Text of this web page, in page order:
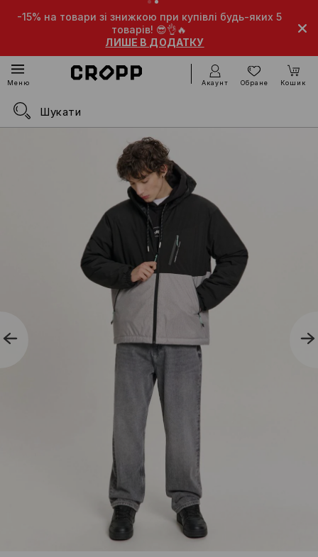
-15% на товари зі знижкою при купівлі будь-яких 5
товарів! 😎👌🔥
ЛИШЕ В ДОДАТКУ
Меню Акаунт Обране Кошик